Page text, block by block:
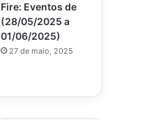
Fire: Eventos de
(28/05/2025 a
01/06/2025)
27 de maio, 2025